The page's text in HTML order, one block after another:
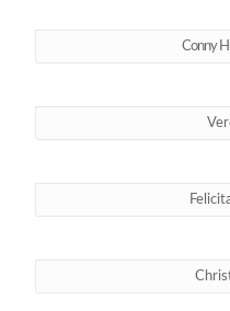
Conny